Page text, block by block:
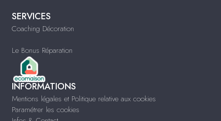
SERVICES
Coaching Décoration
Le Bonus Réparation
INFORMATIONS
Mentions légales et Politique relative aux cookies
Paramétrer les cookies